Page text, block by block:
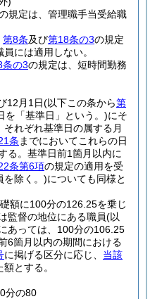
規定は、管理職手当受給職
第8条及び第18条の3の規定
には適用しない。
条の3の規定は、短時間勤務
12月1日(以下この条から第
を「基準日」という。)にそ
れぞれ基準日の属する月
条 までにおいてこれらの日
る。 基準日前1箇月以内に
条第6項の規定の適用を受
を除く。)についても同様と
額に100分の126.25を乗じ
監督の地位にある職員(以
あっては、100分の106.25
6箇月以内の期間における
に掲げる区分に応じ、 当該
とする。
分の80